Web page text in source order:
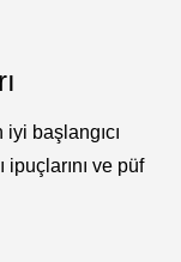
başlangıcı
ve püf